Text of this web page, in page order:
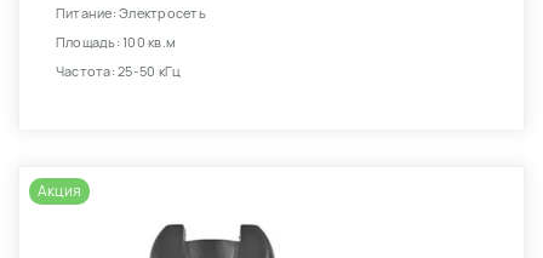
Питание: Электросеть
Площадь: 100 кв.м
Частота: 25-50 кГц
Акция